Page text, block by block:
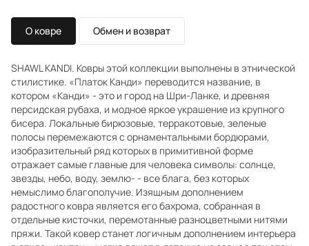
О ковре Обмен и возврат
SHAWL KANDI. Ковры этой коллекции выполнены в этнической
стилистике. «Платок Канди» переводится название, в
котором «Канди» - это и город на Шри-Ланке, и древняя
персидская рубаха, и модное яркое украшение из крупного
бисера. Локальные бирюзовые, терракотовые, зеленые
полосы перемежаются с орнаментальными бордюрами,
изобразительный ряд которых в примитивной форме
отражает самые главные для человека символы: солнце,
звезды, небо, воду, землю- - все блага, без которых
немыслимо благополучие. Изящным дополнением
радостного ковра является его бахрома, собранная в
отдельные кисточки, перемотанные разноцветными нитями
пряжи. Такой ковер станет логичным дополнением интерьера